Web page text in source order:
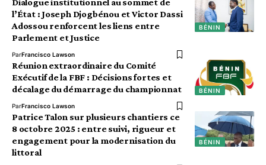
BÉNIN
Dialogue institutionnel au sommet de
l’État : Joseph Djogbénou et Victor Dassi
Adossou renforcent les liens entre
Parlement et Justice
ParFrancisco Lawson
BÉNIN
Réunion extraordinaire du Comité
Exécutif de la FBF : Décisions fortes et
décalage du démarrage du championnat
ParFrancisco Lawson
BÉNIN
Patrice Talon sur plusieurs chantiers ce
8 octobre 2025 : entre suivi, rigueur et
engagement pour la modernisation du
littoral